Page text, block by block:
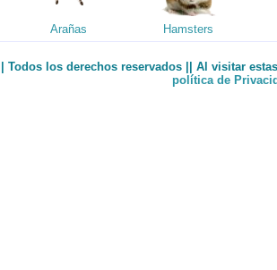
Arañas Hamsters
|| Todos los derechos reservados || Al visitar
política de